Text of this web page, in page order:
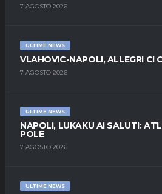
7 AGOSTO 2026
ULTIME NEWS
VLAHOVIC-NAPOLI, ALLEGRI CI
7 AGOSTO 2026
ULTIME NEWS
NAPOLI, LUKAKU AI SALUTI:
POLE
7 AGOSTO 2026
ULTIME NEWS